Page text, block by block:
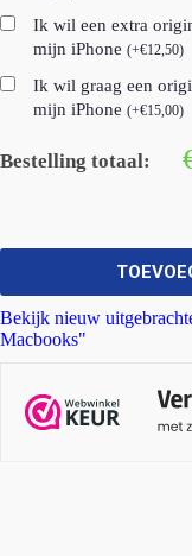
Ik wil een extra
mijn iPhone (+€12,50)
Ik wil graag een
mijn iPhone (+€15,00)
Bestelling totaal:
Bekijk nieuw
Macbooks"